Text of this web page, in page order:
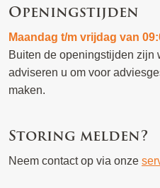
Openingstijden
Maandag t/m vrijdag van
Buiten de openingstijden zijn
adviseren u om voor
maken.
Storing melden?
Neem contact op via onze